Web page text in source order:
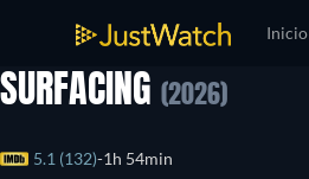
Inicio
SURFACING (2026)
5.1 (132) 1h 54min